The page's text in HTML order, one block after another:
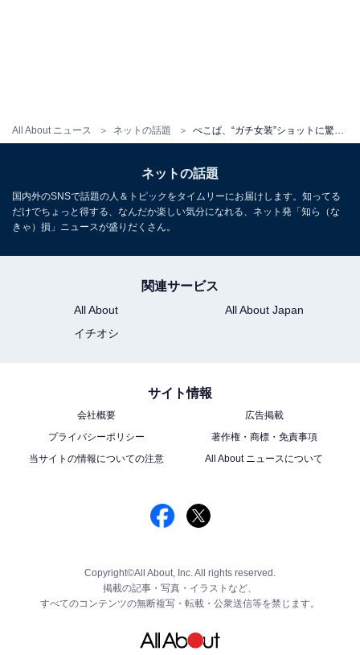
All About ニュース ネットの話題
ネットの話題
国内外のSNSで話題の人＆トピックをタイムリーにお届けします。知ってる
だけでちょっと得する、なんだか楽しい気分になれる、ネット発「知ら（な
きゃ）損」ニュースが盛りだくさん。
関連サービス
All About
All About Japan
イチオシ
サイト情報
会社概要
広告掲載
プライバシーポリシー
著作権・商標・免責事項
当サイトの情報についての注意
All About ニュースについて
Copyright©All About, Inc. All rights reserved.
掲載の記事・写真・イラストなど、
すべてのコンテンツの無断複写・転載・公衆送信等を禁じます。